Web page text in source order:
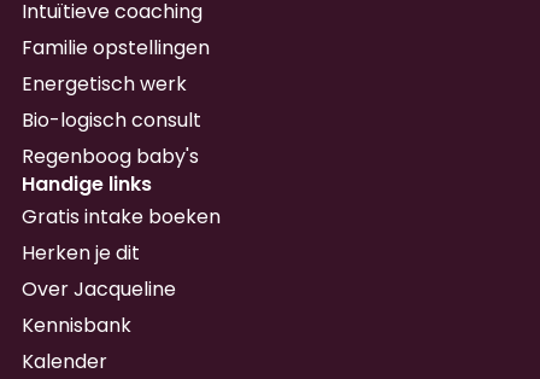
Intuïtieve coaching
Familie opstellingen
Energetisch werk
Bio-logisch consult
Regenboog baby's
Handige links
Gratis intake boeken
Herken je dit
Over Jacqueline
Kennisbank
Kalender